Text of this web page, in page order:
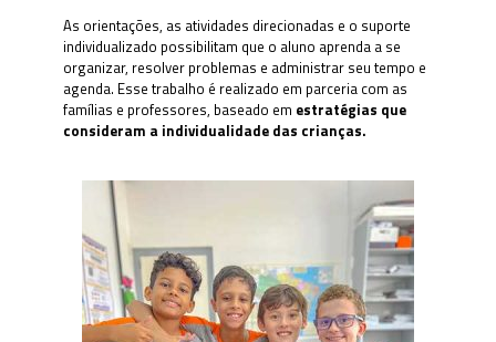
As orientações, as atividades direcionadas e o suporte
individualizado possibilitam que o aluno aprenda a se
organizar, resolver problemas e administrar seu tempo e
agenda. Esse trabalho é realizado em parceria com as
famílias e professores, baseado em estratégias que
consideram a individualidade das crianças.